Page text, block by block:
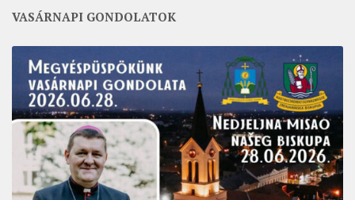
SZERZETESRENDEK
IN MEMORIAM
PLÉBÁNIÁK
ÉSZAKI ESPERESSÉG
KÖZPONTI ESPERESSÉG
DÉLI ESPERESSÉG
VASÁRNAPI GONDOLATOK